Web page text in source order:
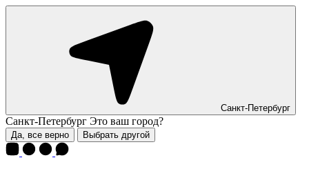
Санкт-Петербург
Санкт-Петербург Это ваш город?
Да, все верно Выбрать другой